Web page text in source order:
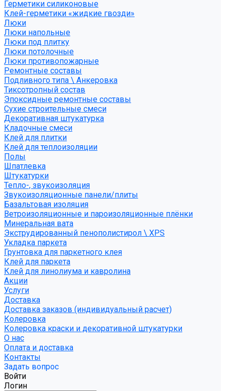
Герметики силиконовые
Клей-герметики «жидкие гвозди»
Люки
Люки напольные
Люки под плитку
Люки потолочные
Люки противопожарные
Ремонтные составы
Подливного типа \ Анкеровка
Тиксотропный состав
Эпоксидные ремонтные составы
Сухие строительные смеси
Декоративная штукатурка
Кладочные смеси
Клей для плитки
Клей для теплоизоляции
Полы
Шпатлевка
Штукатурки
Тепло-, звукоизоляция
Звукоизоляционные панели/плиты
Базальтовая изоляция
Ветроизоляционные и пароизоляционные плёнки
Минеральная вата
Экструдированный пенополистирол \ XPS
Укладка паркета
Грунтовка для паркетного клея
Клей для паркета
Клей для линолиума и кавролина
Акции
Услуги
Доставка
Доставка заказов (индивидуальный расчет)
Колеровка
Колеровка краски и декоративной штукатурки
О нас
Оплата и доставка
Контакты
Задать вопрос
Войти
Логин